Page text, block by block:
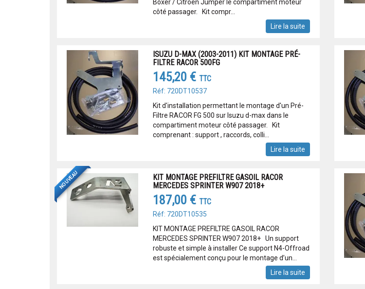
Boxer / Citroen Jumper le compartiment moteur
côté passager. Kit compr...
Lire la suite
ISUZU D-MAX (2003-2011) KIT MONTAGE PRÉ-
FILTRE RACOR 500FG
145,20 € TTC
Réf: 720DT10537
Kit d'installation permettant le montage d'un Pré-
Filtre RACOR FG 500 sur Isuzu d-max dans le
compartiment moteur côté passager. Kit
comprenant : support , raccords, colli...
Lire la suite
NOUVEAU
KIT MONTAGE PREFILTRE GASOIL RACOR
MERCEDES SPRINTER W907 2018+
187,00 € TTC
Réf: 720DT10535
KIT MONTAGE PREFILTRE GASOIL RACOR
MERCEDES SPRINTER W907 2018+ Un support
robuste et simple à installer Ce support N4-Offroad
est spécialement conçu pour le montage d’un...
Lire la suite